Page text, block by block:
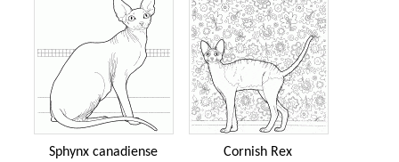
Sphynx canadiense Cornish Rex